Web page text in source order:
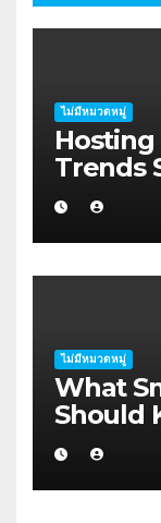
ไม่มีหมวดหมู่
Trends
2026
ไม่มีหมวดหมู่
What
Should